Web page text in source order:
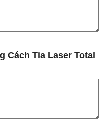
Cách Tia Laser Total